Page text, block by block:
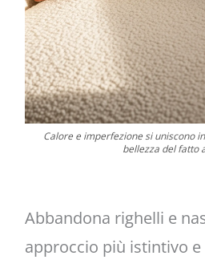
Calore e imperfezione si uniscono
bellezza del fatto
Abbandona righelli e
approccio più istintivo